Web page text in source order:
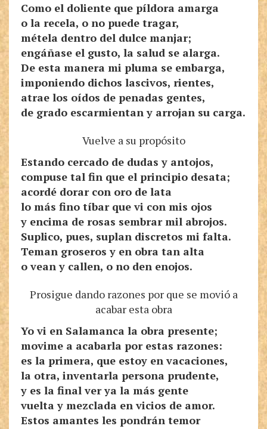
Como el doliente que píldora amarga
o la recela, o no puede tragar,
métela dentro del dulce manjar;
engáñase el gusto, la salud se alarga.
De esta manera mi pluma se embarga,
imponiendo dichos lascivos, rientes,
atrae los oídos de penadas gentes,
de grado escarmientan y arrojan su carga.
Vuelve a su propósito
Estando cercado de dudas y antojos,
compuse tal fin que el principio desata;
acordé dorar con oro de lata
lo más fino tíbar que vi con mis ojos
y encima de rosas sembrar mil abrojos.
Suplico, pues, suplan discretos mi falta.
Teman groseros y en obra tan alta
o vean y callen, o no den enojos.
Prosigue dando razones por que se movió a
acabar esta obra
Yo vi en Salamanca la obra presente;
movime a acabarla por estas razones:
es la primera, que estoy en vacaciones,
la otra, inventarla persona prudente,
y es la final ver ya la más gente
vuelta y mezclada en vicios de amor.
Estos amantes les pondrán temor